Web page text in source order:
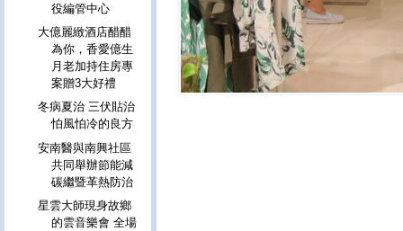
役編管中心
大億麗緻酒店醋醋
為你，香愛億生
月老加持住房專
案贈3大好禮
冬病夏治 三伏貼治
怕風怕冷的良方
安南醫與南興社區
共同舉辦節能減
碳繼暨革熱防治
星雲大師現身故鄉
的雲音樂會 全場